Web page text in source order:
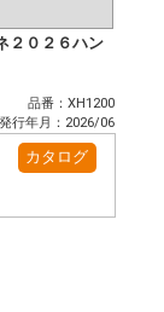
２０２６ハン
品番：XH1200
発行年月：2026/06
カタログ